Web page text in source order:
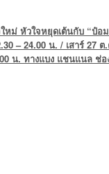
ม่ หัวใจหยุดเต้นกับ “ป๋อ
– 24.00 น. / เสาร์ 27
น. ทางแบง แชนแนล ช่